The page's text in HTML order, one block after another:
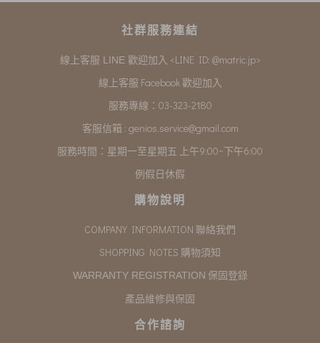
社群服務連結
線上客服 LINE 歡迎加入 <LINE ID: @matric.jp>
線上客服 Facebook 歡迎加入
服務專線：03-323-2180
客服信箱 : genios.service@gmail.com
服務時間：星期一至星期五 上午9:00~下午6:00
例假日休假
購物說明
COMPANY INFORMATION 聯絡我們
SHOPPING NOTES 購物須知
WARRANTY REGISTRATION 保固登錄
產品維修與保固
合作諮詢